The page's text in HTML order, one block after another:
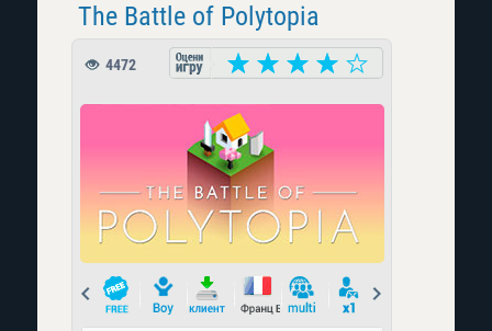
The Battle of Polytopia
4472
Prev